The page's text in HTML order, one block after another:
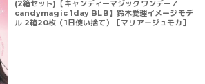
(2箱セット)【キャンディーマジックワンデー／
candymagic 1day BLB】鈴木愛理イメージモデ
ル 2箱20枚（1日使い捨て）［マリアージュモカ］